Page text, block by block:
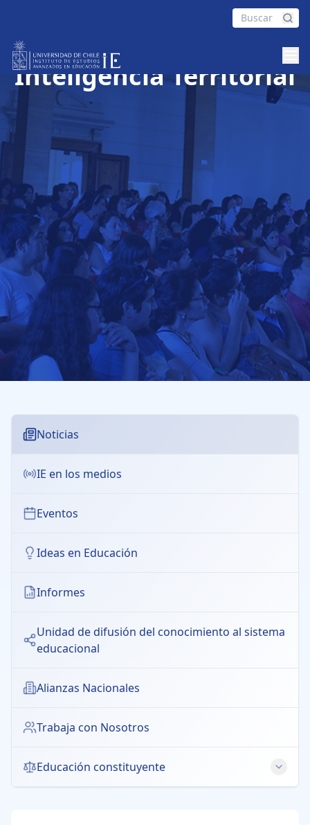
Plataforma de
Inteligencia Territorial
Noticias
IE en los medios
Eventos
Ideas en Educación
Informes
Unidad de difusión del conocimiento al sistema
educacional
Alianzas Nacionales
Trabaja con Nosotros
Educación constituyente